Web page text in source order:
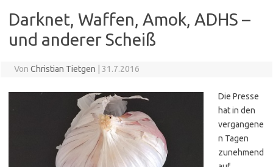
Darknet, Waffen, Amok, ADHS –
und anderer Scheiß
Von Christian Tietgen 31.7.2016
Die Presse
hat in den
vergangene
n Tagen
zunehmend